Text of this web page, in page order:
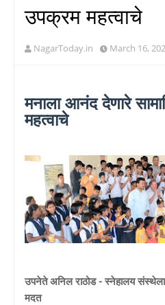
उपक्रम महत्वाचे
NagarToday.in March 16,
मनाला आनंद देणारे
महत्वाचे
उपनेते अनिल राठोड - स्नेहालय
मदत